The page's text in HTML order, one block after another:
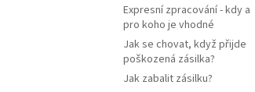
Expresní zpracování - kdy a
pro koho je vhodné
Jak se chovat, když přijde
poškozená zásilka?
Jak zabalit zásilku?